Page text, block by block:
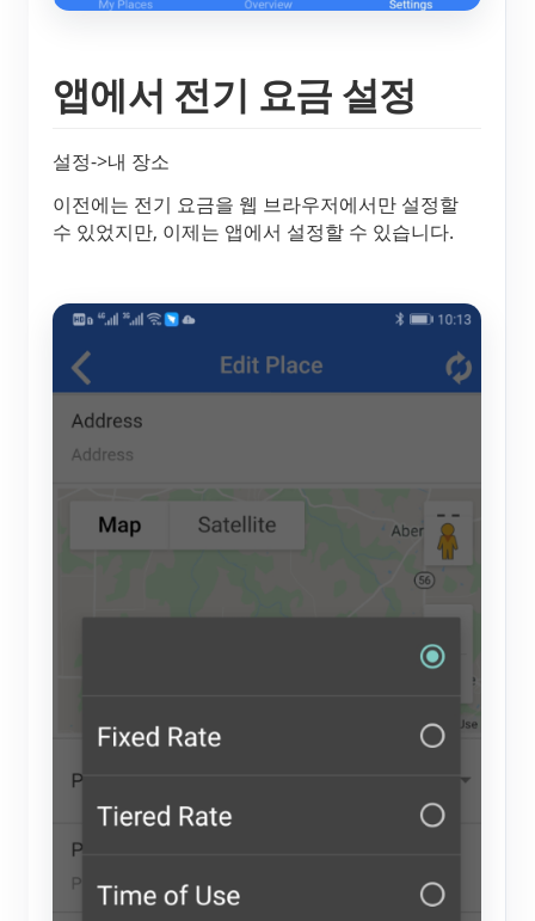
앱에서 전기 요금 설정
설정->내 장소
이전에는 전기 요금을 웹 브라우저에서만 설정할
수 있었지만, 이제는 앱에서 설정할 수 있습니다.